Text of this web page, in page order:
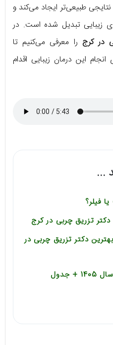
طبیعی‌تر ایجاد می‌کند و
زیبایی تبدیل شده است. در
در کرج را معرفی می‌کنیم تا
انجام این درمان زیبایی اقدام
...
فیلر؟
دکتر تزریق چربی در
هزینه تزریق چربی در سال 1405 + جدول